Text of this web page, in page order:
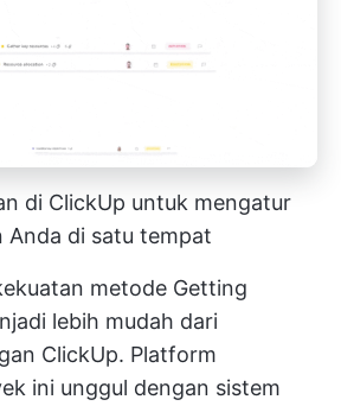
di ClickUp untuk mengatur
Anda di satu tempat
metode Getting
lebih mudah dari
ClickUp. Platform
ini unggul dengan sistem